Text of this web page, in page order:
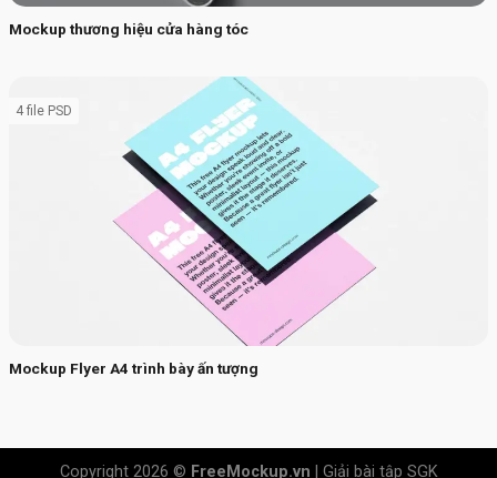
Mockup thương hiệu cửa hàng tóc
Mockup Flyer A4 trình bày ấn tượng
4 file PSD
Copyright 2026 © FreeMockup.vn Giải bài tập SGK